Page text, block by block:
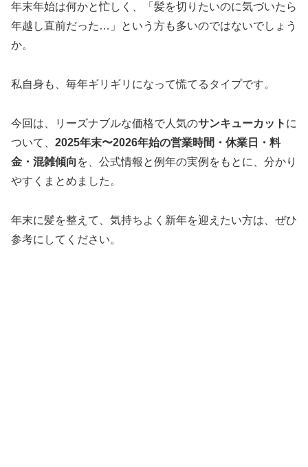
年末年始は何かと忙しく、「髪を切りたいのに気づいたら
年越し直前だった…」という方も多いのではないでしょう
か。
私自身も、毎年ギリギリになって慌てるタイプです。
今回は、リーズナブルな価格で人気のサンキューカット に
ついて、 2025年末〜2026年始の営業時間・休業日・料
金・混雑傾向 を、公式情報と例年の実例をもとに、分かり
やすくまとめました。
年末に髪を整えて、気持ちよく新年を迎えたい方は、ぜひ
参考にしてください。